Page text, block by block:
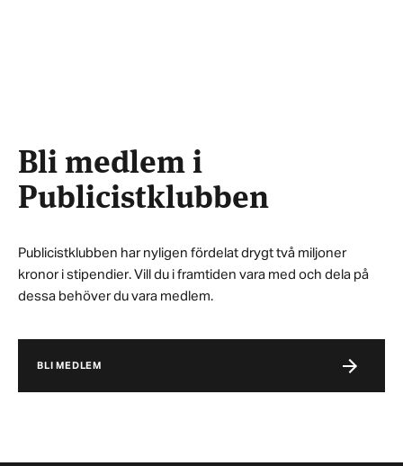
Bli medlem i
Publicistklubben
Publicistklubben har nyligen fördelat drygt två miljoner
kronor i stipendier. Vill du i framtiden vara med och dela på
dessa behöver du vara medlem.
BLI MEDLEM